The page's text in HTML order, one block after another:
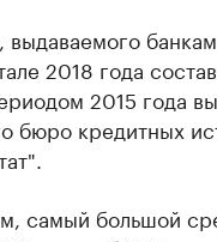
2018 года
2015 года
бюро кредитных
самый большой